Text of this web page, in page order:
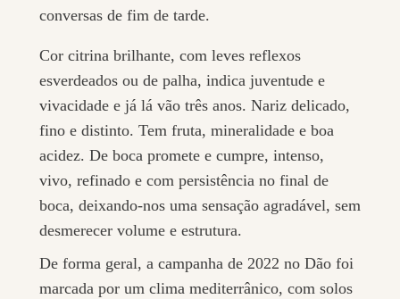
conversas de fim de tarde.
Cor citrina brilhante, com leves reflexos
esverdeados ou de palha, indica juventude e
vivacidade e já lá vão três anos. Nariz delicado,
fino e distinto. Tem fruta, mineralidade e boa
acidez. De boca promete e cumpre, intenso,
vivo, refinado e com persistência no final de
boca, deixando-nos uma sensação agradável, sem
desmerecer volume e estrutura.
De forma geral, a campanha de 2022 no Dão foi
marcada por um clima mediterrânico, com solos